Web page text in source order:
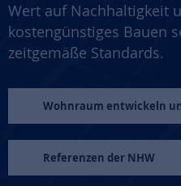
Wert auf Nachhaltigkeit
kostengünstiges Bauen
zeitgemäße Standards.
Wohnraum entwickeln
Referenzen der NHW